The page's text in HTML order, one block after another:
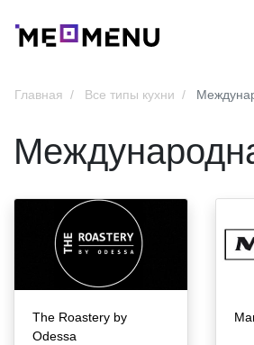
Главная Все типы кухни
The Roastery by
Odessa